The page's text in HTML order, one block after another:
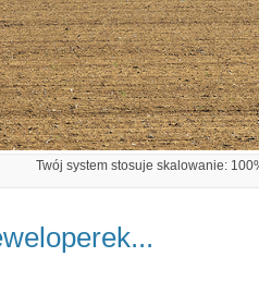
Twój system stosuje skalowanie: